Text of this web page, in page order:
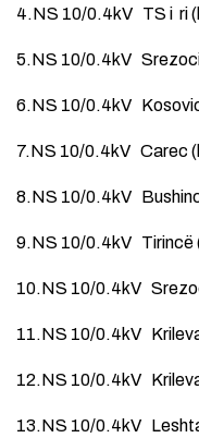
4.NS 10/0.4kV TS i ri
5.NS 10/0.4kV
6.NS 10/0.4kV
7.NS 10/0.4kV Carec
8.NS 10/0.4kV
9.NS 10/0.4kV Tirincë
10.NS 10/0.4kV
11.NS 10/0.4kV
12.NS 10/0.4kV
13.NS 10/0.4kV